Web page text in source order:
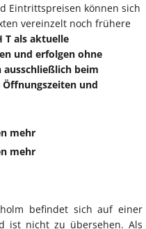
Eintrittspreisen können sich
vereinzelt noch frühere
T als aktuelle
und erfolgen ohne
ausschließlich beim
und
mehr
mehr
befindet sich auf einer
ist nicht zu übersehen. Als